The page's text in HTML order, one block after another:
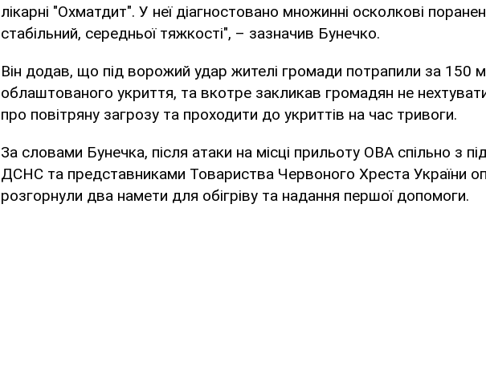
лікарні "Охматдит". У неї діагностовано множинні осколкові
стабільний, середньої тяжкості", – зазначив Бунечко.
Він додав, що під ворожий удар жителі громади потрапили за 150
облаштованого укриття, та вкотре закликав громадян не
про повітряну загрозу та проходити до укриттів на час тривоги.
За словами Бунечка, після атаки на місці прильоту ОВА спільно з
ДСНС та представниками Товариства Червоного Хреста України
розгорнули два намети для обігріву та надання першої допомоги.